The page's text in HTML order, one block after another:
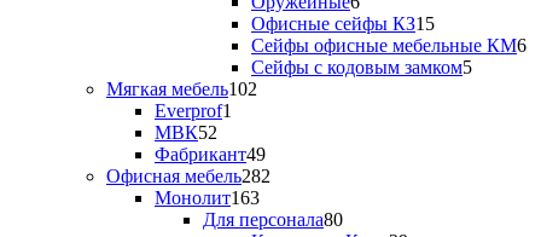
товаров
Офисные сейфы КЗ1515
товаров
Сейфы офисные мебельные КМ66
Сейфы с кодовым замком55
Мягкая мебель102
Everprof1
МВК52
товара
Фабрикант4949
товаров
Офисная мебель282
Монолит163163
товара
Для персонала8080